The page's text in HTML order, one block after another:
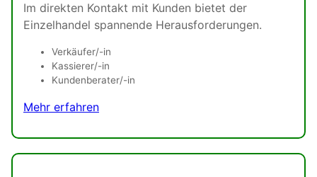
Im direkten Kontakt mit Kunden bietet der
Einzelhandel spannende Herausforderungen.
Verkäufer/-in
Kassierer/-in
Kundenberater/-in
Mehr erfahren